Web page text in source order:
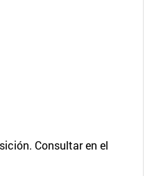
Consultar en el